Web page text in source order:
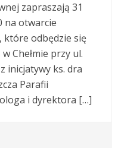
zapraszają 31
na otwarcie
które odbędzie się
Chełmie przy ul.
inicjatywy ks. dra
Parafii
i dyrektora […]